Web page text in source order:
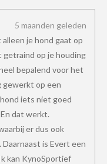
5 maanden geleden
je hond gaat op
getraind op je houding
bepalend voor het
gewerkt op een
iets niet goed
dat werkt.
er dus ook
is Evert een
kan KynoSportief